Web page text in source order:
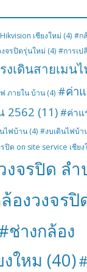
เชียงใหม่ (4) #ก
จรปิดรุ่นใหม่ (4) #การเป
งเดินสายเมน
ภายใน บ้าน (4) #ค่า
2562 (11) #ค่าแ
ไฟบ้าน (4) #งบเดินไฟบ้า
ปิด on site service เชียง
จรปิด ลำ
องวงจรปิ
ช่างกล้อง
ใหม (40)